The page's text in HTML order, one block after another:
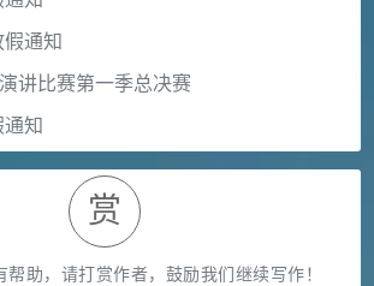
通知
讲比赛第一季总决赛
知
赏
帮助，请打赏作者，鼓励我们继续写作！